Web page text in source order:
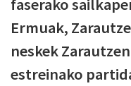
faserako
Ermuak,
neskek
estreinako